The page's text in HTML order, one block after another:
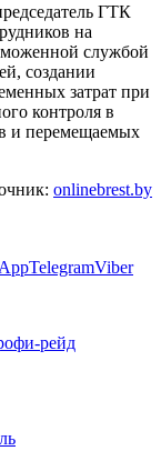
ГТК
на
службой
создании
затрат при
контроля в
и перемещаемых
onlinebrest.by
TelegramViber
рейд